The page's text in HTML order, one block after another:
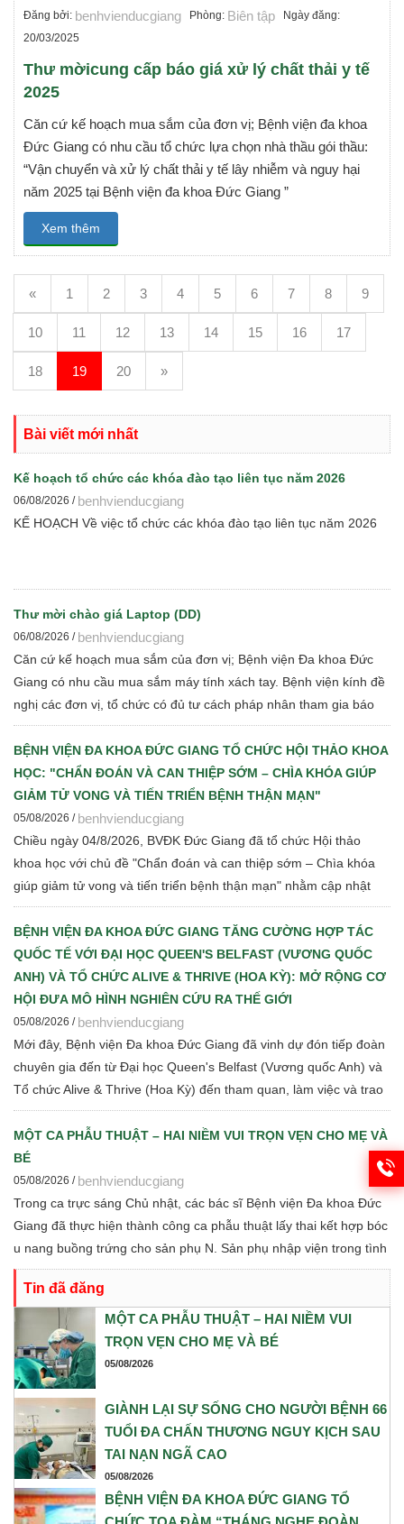
Đăng bởi: benhvienducgiang Phòng: Biên tập Ngày đăng:
20/03/2025
Thư mờicung cấp báo giá xử lý chất thải y tế
2025
Căn cứ kế hoạch mua sắm của đơn vị; Bệnh viện đa khoa
Đức Giang có nhu cầu tổ chức lựa chọn nhà thầu gói thầu:
“Vận chuyển và xử lý chất thải y tế lây nhiễm và nguy hại
năm 2025 tại Bệnh viện đa khoa Đức Giang ”
Xem thêm
« 1 2 3 4 5 6 7 8 9
10 11 12 13 14 15 16 17
18 19 20 »
Bài viết mới nhất
Kế hoạch tổ chức các khóa đào tạo liên tục năm 2026
06/08/2026 / benhvienducgiang
KẾ HOẠCH Về việc tổ chức các khóa đào tạo liên tục năm 2026
Thư mời chào giá Laptop (DD)
06/08/2026 / benhvienducgiang
Căn cứ kế hoạch mua sắm của đơn vị; Bệnh viện Đa khoa Đức
Giang có nhu cầu mua sắm máy tính xách tay. Bệnh viện kính đề
nghị các đơn vị, tổ chức có đủ tư cách pháp nhân tham gia báo
giá cạnh tranh để Bệnh viện thực hiện các bước đấu thầu theo
quy định hiện hành
BỆNH VIỆN ĐA KHOA ĐỨC GIANG TỔ CHỨC HỘI THẢO KHOA
HỌC: "CHẨN ĐOÁN VÀ CAN THIỆP SỚM – CHÌA KHÓA GIÚP
GIẢM TỬ VONG VÀ TIẾN TRIỂN BỆNH THẬN MẠN"
05/08/2026 / benhvienducgiang
Chiều ngày 04/8/2026, BVĐK Đức Giang đã tổ chức Hội thảo
khoa học với chủ đề "Chẩn đoán và can thiệp sớm – Chìa khóa
giúp giảm tử vong và tiến triển bệnh thận mạn" nhằm cập nhật
những tiến bộ mới trong chẩn đoán, điều trị và quản lý bệnh thận
mạn cho đội ngũ cán bộ y tế.
BỆNH VIỆN ĐA KHOA ĐỨC GIANG TĂNG CƯỜNG HỢP TÁC
QUỐC TẾ VỚI ĐẠI HỌC QUEEN'S BELFAST (VƯƠNG QUỐC
ANH) VÀ TỔ CHỨC ALIVE & THRIVE (HOA KỲ): MỞ RỘNG CƠ
HỘI ĐƯA MÔ HÌNH NGHIÊN CỨU RA THẾ GIỚI
05/08/2026 / benhvienducgiang
Mới đây, Bệnh viện Đa khoa Đức Giang đã vinh dự đón tiếp đoàn
chuyên gia đến từ Đại học Queen's Belfast (Vương quốc Anh) và
Tổ chức Alive & Thrive (Hoa Kỳ) đến tham quan, làm việc và trao
đổi chuyên môn về dinh dưỡng bà mẹ - trẻ em, phát triển Ngân
hàng sữa mẹ, vi sinh, phân tích y sinh, đồng thời thảo luận các
định hướng hợp tác nghiên cứu khoa học và chuyển giao tri thức
trong thời gian tới.
MỘT CA PHẪU THUẬT – HAI NIỀM VUI TRỌN VẸN CHO MẸ VÀ
BÉ
05/08/2026 / benhvienducgiang
Trong ca trực sáng Chủ nhật, các bác sĩ Bệnh viện Đa khoa Đức
Giang đã thực hiện thành công ca phẫu thuật lấy thai kết hợp bóc
u nang buồng trứng cho sản phụ N. Sản phụ nhập viện trong tình
trạng chuyển dạ con so, ngôi ngược, kèm theo khối u nang buồng
trứng phải. Trước những yếu tố nguy cơ, ê-kíp Khoa Sản và Khoa
Gây mê Hồi sức đã phối hợp chặt chẽ, xây dựng phương án phẫu
thuật tối ưu nhằm đảm bảo an toàn cao nhất cho cả mẹ và bé.
Tin đã đăng
MỘT CA PHẪU THUẬT – HAI NIỀM VUI
TRỌN VẸN CHO MẸ VÀ BÉ
05/08/2026
GIÀNH LẠI SỰ SỐNG CHO NGƯỜI BỆNH 66
TUỔI ĐA CHẤN THƯƠNG NGUY KỊCH SAU
TAI NẠN NGÃ CAO
05/08/2026
BỆNH VIỆN ĐA KHOA ĐỨC GIANG TỔ